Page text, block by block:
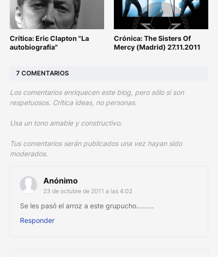
Crítica: Eric Clapton "La
autobiografía"
Crónica: The Sisters Of
Mercy (Madrid) 27.11.2011
7 COMENTARIOS
Los comentarios enriquecen este blog, pero sólo si son
respetuosos. Critica ideas, no personas.
Usa un tono amable y constructivo.
Tus comentarios serán publicados una vez hayan sido
moderados.
Anónimo
23 de octubre de 2011 a las 4:02
Se les pasó el arroz a este grupucho.........
Responder